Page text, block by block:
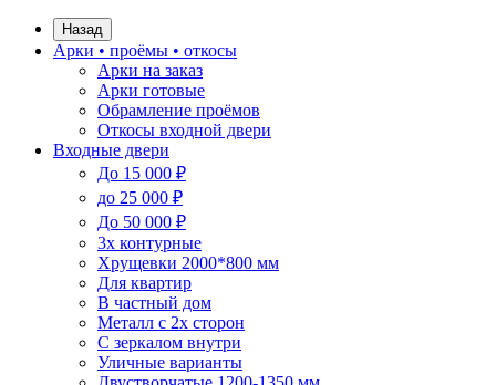
Назад
Арки • проёмы • откосы
Арки на заказ
Арки готовые
Обрамление проёмов
Откосы входной двери
Входные двери
До 15 000 ₽
до 25 000 ₽
До 50 000 ₽
3х контурные
Хрущевки 2000*800 мм
Для квартир
В частный дом
Металл с 2х сторон
С зеркалом внутри
Уличные варианты